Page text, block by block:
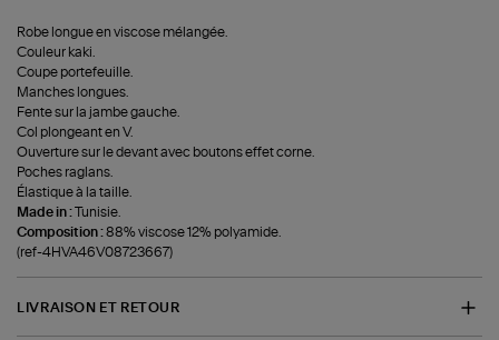
Robe longue en viscose mélangée.
Couleur kaki.
Coupe portefeuille.
Manches longues.
Fente sur la jambe gauche.
Col plongeant en V.
Ouverture sur le devant avec boutons effet corne.
Poches raglans.
Élastique à la taille.
Made in :Tunisie.
Composition :88% viscose 12% polyamide.
(ref-4HVA46V08723667)
LIVRAISON ET RETOUR